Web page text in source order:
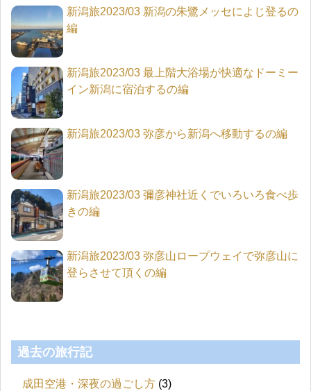
新潟旅2023/03 新潟の朱鷺メッセによじ登るの
編
新潟旅2023/03 最上階大浴場が快適なドーミー
イン新潟に宿泊するの編
新潟旅2023/03 弥彦から新潟へ移動するの編
新潟旅2023/03 彌彦神社近くでいろいろ食べ歩
きの編
新潟旅2023/03 弥彦山ロープウェイで弥彦山に
登らさせて頂くの編
過去の旅行記
成田空港・深夜の過ごし方 (3)